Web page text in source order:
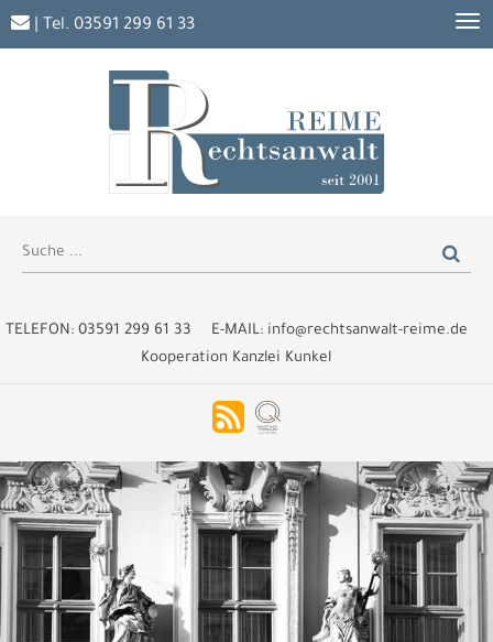
TELEFON: 03591 299 61 33 E-MAIL: info@rechtsanwalt-reime.de
Kooperation Kanzlei Kunkel
| Tel. 03591 299 61 33